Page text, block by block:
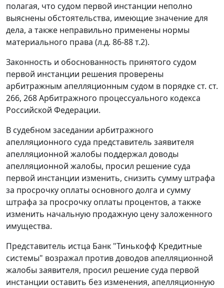
полагая, что судом первой инстанции неполно
выяснены обстоятельства, имеющие значение для
дела, а также неправильно применены нормы
материального права (л.д. 86-88 т.2).
Законность и обоснованность принятого судом
первой инстанции решения проверены
арбитражным апелляционным судом в порядке ст. ст.
266, 268Арбитражного процессуального кодекса
Российской Федерации.
В судебном заседании арбитражного
апелляционного суда представитель заявителя
апелляционной жалобы поддержал доводы
апелляционной жалобы, просил решение суда
первой инстанции изменить, снизить сумму штрафа
за просрочку оплаты основного долга и сумму
штрафа за просрочку оплаты процентов, а также
изменить начальную продажную цену заложенного
имущества.
Представитель истца Банк "Тинькофф Кредитные
системы" возражал против доводов апелляционной
жалобы заявителя, просил решение суда первой
инстанции оставить без изменения, апелляционную